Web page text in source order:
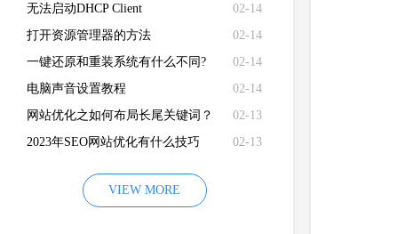
卡硬件加速功能
02-14
无法启动DHCP Client
02-14
打开资源管理器的方法
02-14
一键还原和重装系统有什么不同?
02-14
电脑声音设置教程
02-13
网站优化之如何布局长尾关键词？
02-13
2023年SEO网站优化有什么技巧
VIEW MORE